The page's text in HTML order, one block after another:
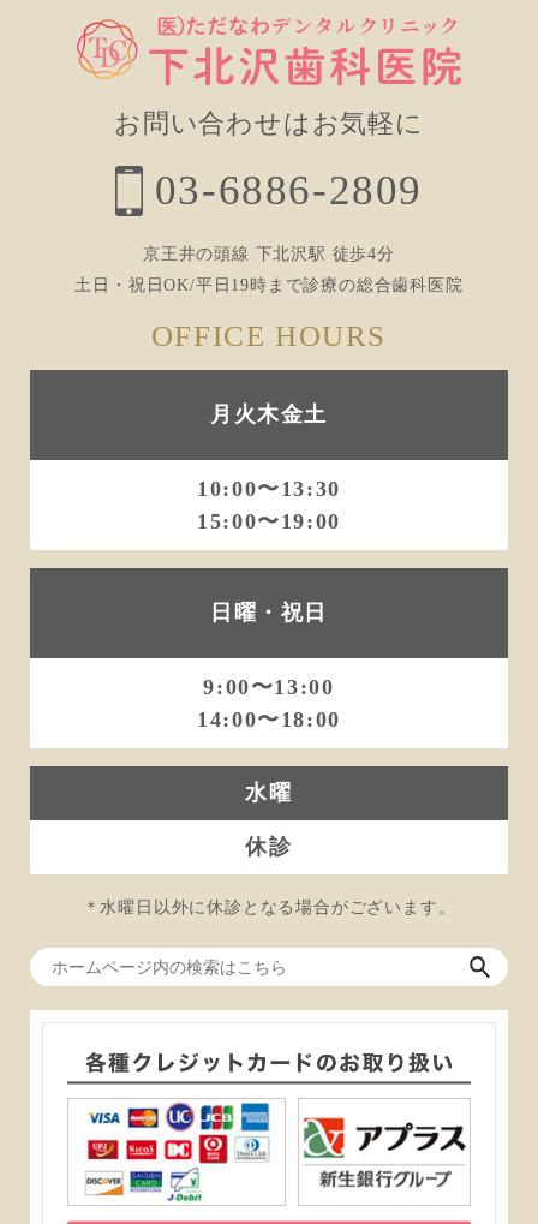
お問い合わせはお気軽に
03-6886-2809
京王井の頭線 下北沢駅 徒歩4分
土日・祝日OK/平日19時まで診療の総合歯科医院
OFFICE HOURS
月火木金土
10:00〜13:30
15:00〜19:00
日曜・祝日
9:00〜13:00
14:00〜18:00
水曜
休診
＊水曜日以外に休診となる場合がございます。